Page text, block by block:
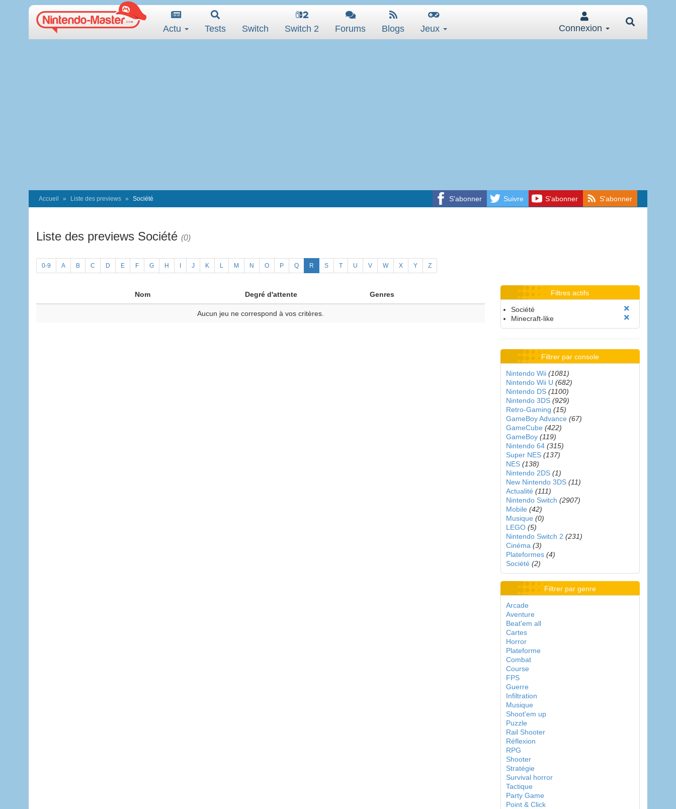
Actu Tests Switch Switch 2 Forums Blogs Jeux Connexion
S'abonner Suivre S'abonner S'abonner
Accueil Liste des previews Société
Liste des previews Société (0)
0-9 A B C D E F G H J K L M N O P Q R S T U V W X Y Z
Nom Degré d'attente Genres
Aucun jeu ne correspond à vos critères.
Filtres actifs
Société
Minecraft-like
Filtrer par console
Nintendo Wii (1081)
Nintendo Wii U (682)
Nintendo DS (1100)
Nintendo 3DS (929)
Retro-Gaming (15)
GameBoy Advance (67)
GameCube (422)
GameBoy (119)
Nintendo 64 (315)
Super NES (137)
NES (138)
Nintendo 2DS (1)
New Nintendo 3DS (11)
Actualité (111)
Nintendo Switch (2907)
Mobile (42)
Musique (0)
LEGO (5)
Nintendo Switch 2 (231)
Cinéma (3)
Plateformes (4)
Société (2)
Filtrer par genre
Arcade
Aventure
Beat'em all
Cartes
Horror
Plateforme
Combat
Course
FPS
Guerre
Infiltration
Musique
Shoot'em up
Puzzle
Rail Shooter
Réflexion
RPG
Shooter
Stratégie
Survival horror
Tactique
Party Game
Point & Click